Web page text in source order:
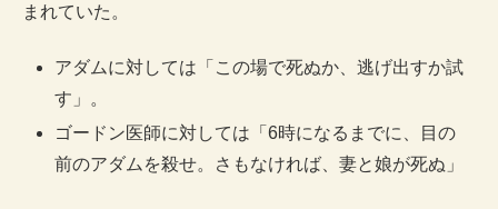
まれていた。
アダムに対しては「この場で死ぬか、逃げ出すか試
す」。
ゴードン医師に対しては「6時になるまでに、目の
前のアダムを殺せ。さもなければ、妻と娘が死ぬ」